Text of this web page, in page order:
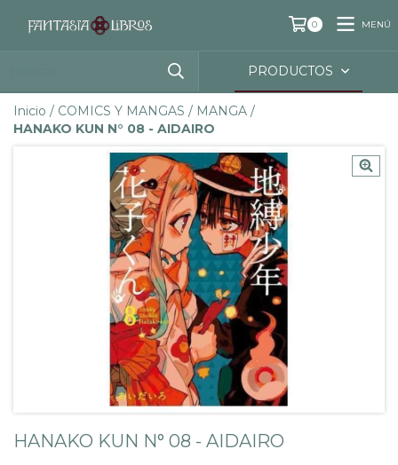
0 MENÚ
PRODUCTOS
Inicio / COMICS Y MANGAS / MANGA /
HANAKO KUN N° 08 - AIDAIRO
HANAKO KUN N° 08 - AIDAIRO